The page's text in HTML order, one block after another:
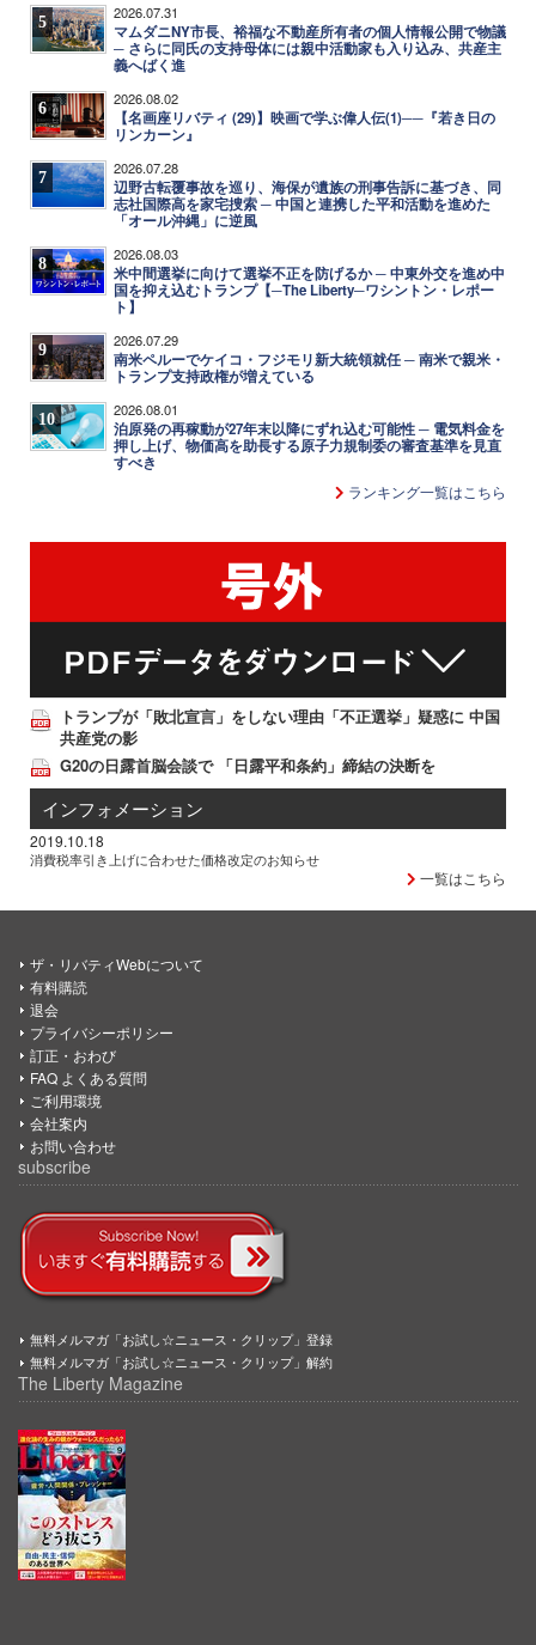
5 2026.07.31
マムダニNY市長、裕福な不動産所有者の個人情報公開で物議
─ さらに同氏の支持母体には親中活動家も入り込み、共産主
義へばく進
6 2026.08.02
【名画座リバティ (29)】映画で学ぶ偉人伝(1)──『若き日の
リンカーン』
7 2026.07.28
辺野古転覆事故を巡り、海保が遺族の刑事告訴に基づき、同
志社国際高を家宅捜索 ─ 中国と連携した平和活動を進めた
「オール沖縄」に逆風
8 2026.08.03
米中間選挙に向けて選挙不正を防げるか ─ 中東外交を進め中
国を抑え込むトランプ【─The Liberty─ワシントン・レポー
ト】
9 2026.07.29
南米ペルーでケイコ・フジモリ新大統領就任 ─ 南米で親米・
トランプ支持政権が増えている
10 2026.08.01
泊原発の再稼動が27年末以降にずれ込む可能性 ─ 電気料金を
押し上げ、物価高を助長する原子力規制委の審査基準を見直
すべき
ランキング一覧はこちら
トランプが「敗北宣言」をしない理由「不正選挙」疑惑に 中国
共産党の影
G20の日露首脳会談で 「日露平和条約」締結の決断を
インフォメーション
2019.10.18
消費税率引き上げに合わせた価格改定のお知らせ
一覧はこちら
ザ・リバティWebについて
有料購読
退会
プライバシーポリシー
訂正・おわび
FAQ よくある質問
ご利用環境
会社案内
お問い合わせ
subscribe
無料メルマガ「お試し☆ニュース・クリップ」登録
無料メルマガ「お試し☆ニュース・クリップ」解約
The Liberty Magazine